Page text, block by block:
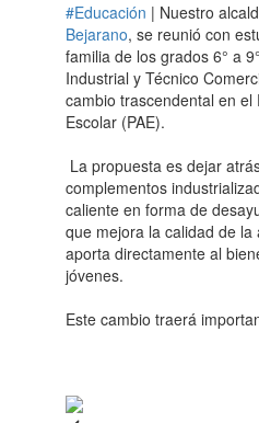
#Educación | Nuestro
Bejarano, se reunió con
familia de los grados 6° a
Industrial y Técnico
cambio trascendental en el
Escolar (PAE).
La propuesta es dejar
complementos
caliente en forma de
que mejora la calidad de
aporta directamente al
jóvenes.
Este cambio traerá